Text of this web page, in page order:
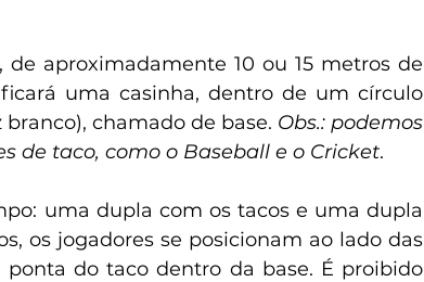
aproximadamente 10 ou 15 metros de
uma casinha, dentro de um círculo
chamado de base. Obs.: podemos
de taco, como o Baseball e o Cricket.
uma dupla com os tacos e uma dupla
os jogadores se posicionam ao lado das
do taco dentro da base. É proibido